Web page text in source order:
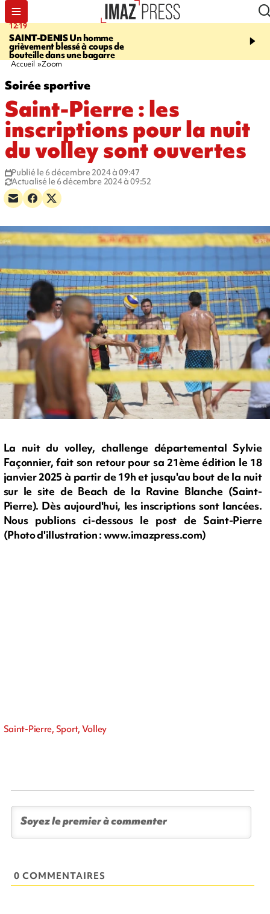
12:19
SAINT-DENISUn homme
grièvement blessé à coups de
bouteille dans une bagarre
20:01
A RETENIR CE SOIR
travail, bagarre à la
Accueil Zoom
Soirée sportive
Saint-Pierre : les
inscriptions pour la nuit
du volley sont ouvertes
Publié le 6 décembre 2024 à 09:47
Actualisé le 6 décembre 2024 à 09:52
La nuit du volley, challenge départemental Sylvie
Façonnier, fait son retour pour sa 21ème édition le 18
janvier 2025 à partir de 19h et jusqu'au bout de la nuit
sur le site de Beach de la Ravine Blanche (Saint-
Pierre). Dès aujourd'hui, les inscriptions sont lancées.
Nous publions ci-dessous le post de Saint-Pierre
(Photo d'illustration : www.imazpress.com)
Saint-Pierre, Sport, Volley
0 COMMENTAIRES